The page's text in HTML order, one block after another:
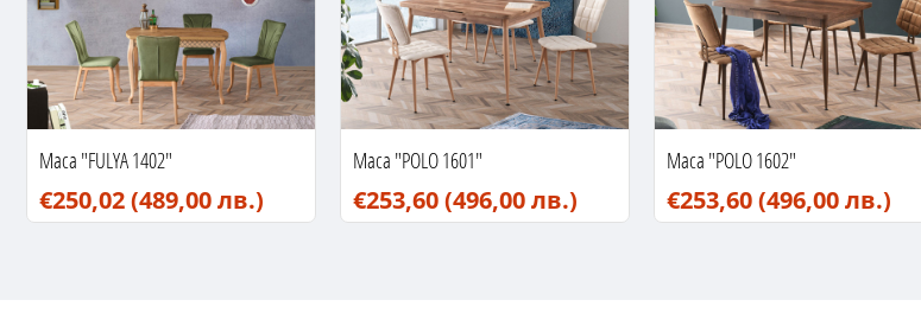
Маса "FULYA 1402"
€250,02(489,00 лв.)
Маса "POLO 1601"
€253,60(496,00 лв.)
Маса "POLO 1602"
€253,60(496,00 лв.)